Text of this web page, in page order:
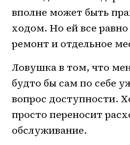
вполне может быть
ходом. Но ей все
ремонт и отдельное
Ловушка в том, что
будто бы сам по себе
вопрос доступности.
просто переносит
обслуживание.